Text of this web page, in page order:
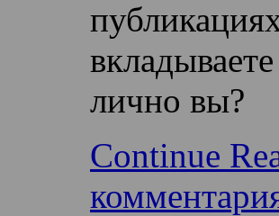
лично вы?
Continue